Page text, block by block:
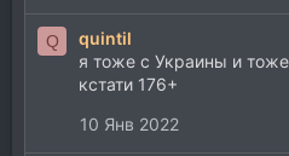
Q
quintil
я тоже с Украины и
кстати 176+
10 Янв 2022